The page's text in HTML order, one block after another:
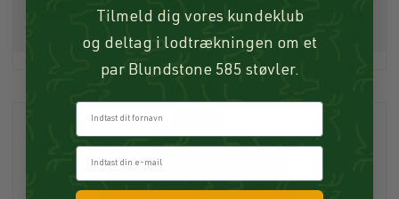
Tilmeld dig vores kundeklub
og deltag i lodtrækningen om et
par Blundstone 585 støvler.
Fornavn